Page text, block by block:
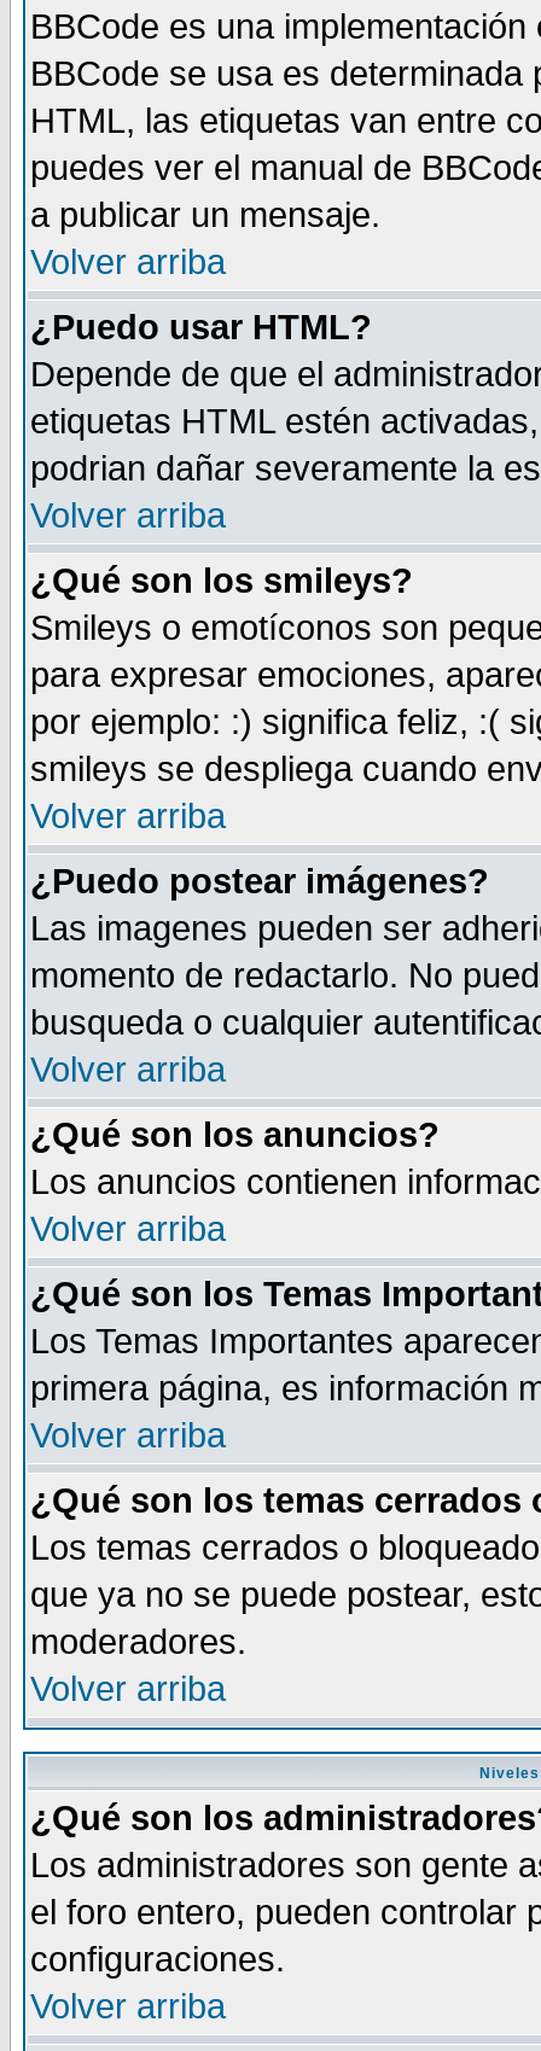
BBCode es una
BBCode se usa es
HTML, las etiquetas van entre
puedes ver el manual de
a publicar un mensaje.
Volver arriba
¿Puedo usar HTML?
Depende de que el
etiquetas HTML estén
podrian dañar severamente la
Volver arriba
¿Qué son los smileys?
Smileys o emotíconos son
para expresar emociones,
por ejemplo: :) significa feliz, :(
smileys se despliega cuando
Volver arriba
¿Puedo postear imágenes?
Las imagenes pueden ser
momento de redactarlo. No
busqueda o cualquier
Volver arriba
¿Qué son los anuncios?
Los anuncios contienen
Volver arriba
¿Qué son los Temas
Los Temas Importantes
primera página, es información
Volver arriba
¿Qué son los temas cerrados
Los temas cerrados o
que ya no se puede postear,
moderadores.
Volver arriba
¿Qué son los
Los administradores son gente
el foro entero, pueden controlar
configuraciones.
Volver arriba